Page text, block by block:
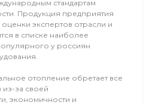
стандартам
Продукция предприятия
экспертов отрасли и
в списке наиболее
у россиян
отопление обретает все
за своей
экономичности и